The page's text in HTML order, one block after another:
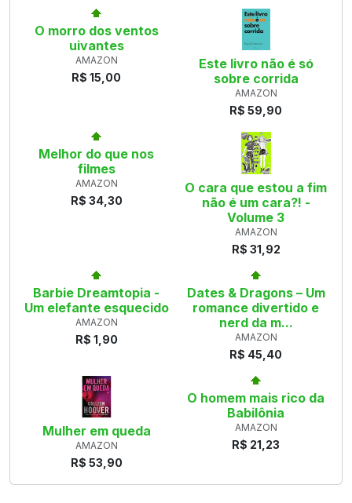
O morro dos ventos
uivantes
AMAZON
R$ 15,00
Este livro não é só
sobre corrida
AMAZON
R$ 59,90
Melhor do que nos
filmes
AMAZON
R$ 34,30
O cara que estou a fim
não é um cara?! -
Volume 3
AMAZON
R$ 31,92
Barbie Dreamtopia -
Um elefante esquecido
AMAZON
R$ 1,90
Dates & Dragons – Um
romance divertido e
nerd da m...
AMAZON
R$ 45,40
Mulher em queda
AMAZON
R$ 53,90
O homem mais rico da
Babilônia
AMAZON
R$ 21,23